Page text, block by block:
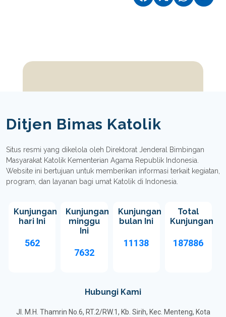
Ditjen Bimas Katolik
Situs resmi yang dikelola oleh Direktorat Jenderal Bimbingan
Masyarakat Katolik Kementerian Agama Republik Indonesia.
Website ini bertujuan untuk memberikan informasi terkait kegiatan,
program, dan layanan bagi umat Katolik di Indonesia.
Kunjungan
hari Ini
562
Kunjungan
minggu
Ini
7632
Kunjungan
bulan Ini
11138
Total
Kunjungan
187886
Hubungi Kami
Jl. M.H. Thamrin No.6, RT.2/RW.1, Kb. Sirih, Kec. Menteng, Kota